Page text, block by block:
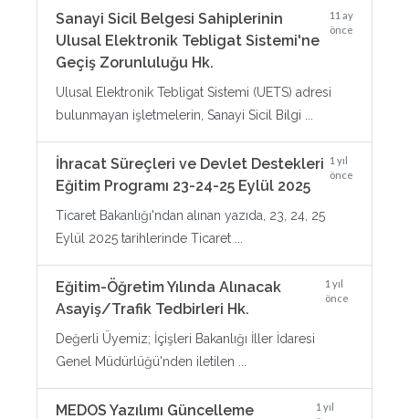
Sanayi Sicil Belgesi Sahiplerinin
Ulusal Elektronik Tebligat Sistemi'ne
Geçiş Zorunluluğu Hk.
11 ay
önce
Ulusal Elektronik Tebligat Sistemi (UETS) adresi
bulunmayan işletmelerin, Sanayi Sicil Bilgi ...
İhracat Süreçleri ve Devlet Destekleri
Eğitim Programı 23-24-25 Eylül 2025
1 yıl
önce
Ticaret Bakanlığı'ndan alınan yazıda, 23, 24, 25
Eylül 2025 tarihlerinde Ticaret ...
Eğitim-Öğretim Yılında Alınacak
Asayiş/Trafik Tedbirleri Hk.
1 yıl
önce
Değerli Üyemiz; İçişleri Bakanlığı İller İdaresi
Genel Müdürlüğü'nden iletilen ...
MEDOS Yazılımı Güncelleme
1 yıl